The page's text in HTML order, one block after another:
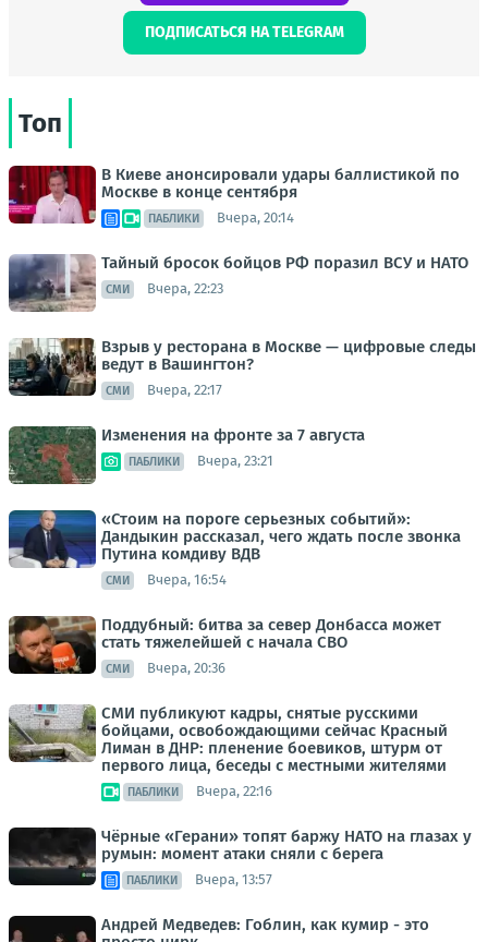
ПОДПИСАТЬСЯ НА TELEGRAM
Топ
В Киеве анонсировали удары баллистикой по
Москве в конце сентября
ПАБЛИКИ Вчера, 20:14
Тайный бросок бойцов РФ поразил ВСУ и НАТО
СМИ Вчера, 22:23
Взрыв у ресторана в Москве — цифровые следы
ведут в Вашингтон?
СМИ Вчера, 22:17
Изменения на фронте за 7 августа
ПАБЛИКИ Вчера, 23:21
«Стоим на пороге серьезных событий»:
Дандыкин рассказал, чего ждать после звонка
Путина комдиву ВДВ
СМИ Вчера, 16:54
Поддубный: битва за север Донбасса может
стать тяжелейшей с начала СВО
СМИ Вчера, 20:36
СМИ публикуют кадры, снятые русскими
бойцами, освобождающими сейчас Красный
Лиман в ДНР: пленение боевиков, штурм от
первого лица, беседы с местными жителями
ПАБЛИКИ Вчера, 22:16
Чёрные «Герани» топят баржу НАТО на глазах у
румын: момент атаки сняли с берега
ПАБЛИКИ Вчера, 13:57
Андрей Медведев: Гоблин, как кумир - это